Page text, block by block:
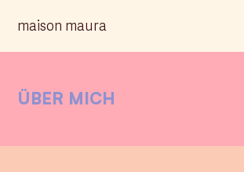
maison maura
ÜBER MICH